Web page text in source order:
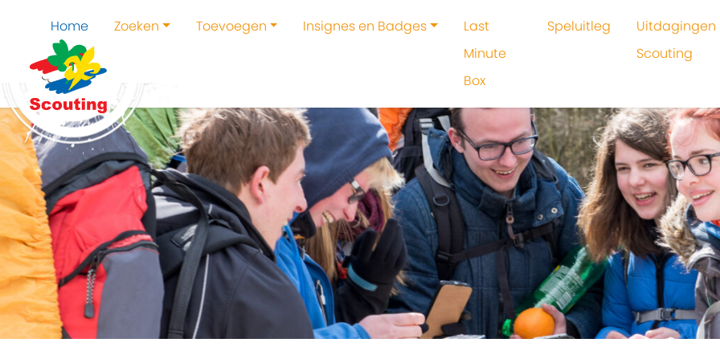
Home Zoeken Toevoegen Insignes en Badges
Last
Minute
Box
Speluitleg
Uitdagingen
Scouting